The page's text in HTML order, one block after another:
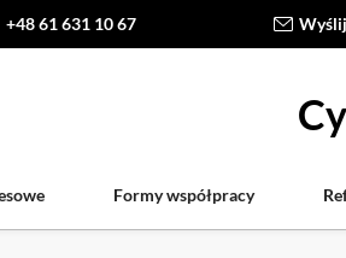
+48 61 631 10 67
Formy współpracy